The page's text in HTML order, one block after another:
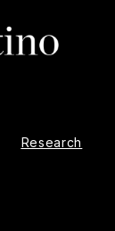
Research